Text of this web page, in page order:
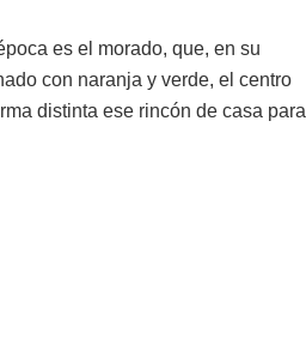
es el morado, que, en su
con naranja y verde, el centro
distinta ese rincón de casa para